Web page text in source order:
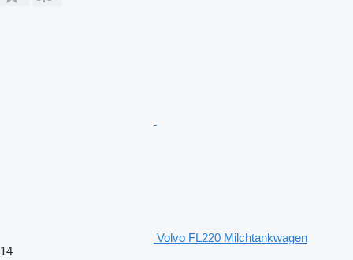
Volvo FL220 Milchtankwagen
14